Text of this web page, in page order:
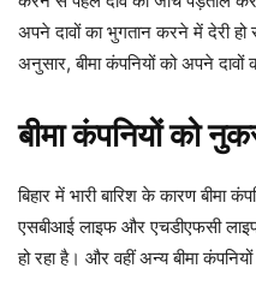
अपने दावों का भुगतान करने में देरी
अनुसार, बीमा कंपनियों को अपने दावों
बीमा कंपनियों को
बिहार में भारी बारिश के कारण बीमा
एसबीआई लाइफ और एचडीएफसी
हो रहा है। और वहीं अन्य बीमा